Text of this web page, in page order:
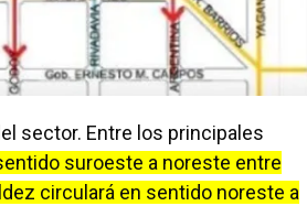
sector. Entre los principales
suroeste a noreste entre
circulará en sentido noreste a